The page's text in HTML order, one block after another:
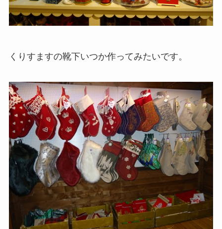
くりすますの靴下いつか作ってみたいです。